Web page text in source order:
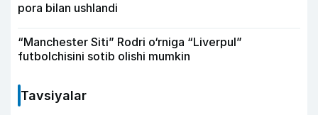
pora bilan ushlandi
“Manchester Siti” Rodri o‘rniga “Liverpul”
futbolchisini sotib olishi mumkin
Tavsiyalar